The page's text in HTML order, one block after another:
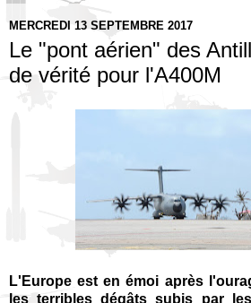
MERCREDI 13 SEPTEMBRE 2017
Le "pont aérien" des
de vérité pour l'A400M
L'Europe est en émoi après
les terribles dégâts subis par